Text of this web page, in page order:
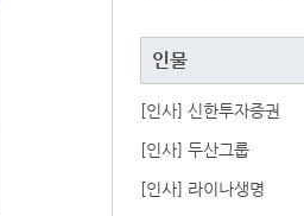
인물
[인사] 신한투자증권
[인사] 두산그룹
[인사] 라이나생명